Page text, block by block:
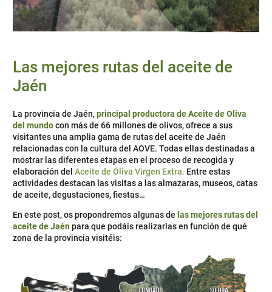
Las mejores rutas del aceite de
Jaén
La provincia de Jaén,principal productora de Aceite de Oliva
del mundocon más de 66 millones de olivos, ofrece a sus
visitantes una amplia gama de rutas del aceite de Jaén
relacionadas con la cultura del AOVE. Todas ellas destinadas a
mostrar las diferentes etapas en el proceso de recogida y
elaboración del Aceite de Oliva Virgen Extra. Entre estas
actividades destacan las visitas a las almazaras, museos, catas
de aceite, degustaciones, fiestas…
En este post, os propondremos algunas de las mejores rutas del
aceite de Jaénpara que podáis realizarlas en función de qué
zona de la provincia visitéis: